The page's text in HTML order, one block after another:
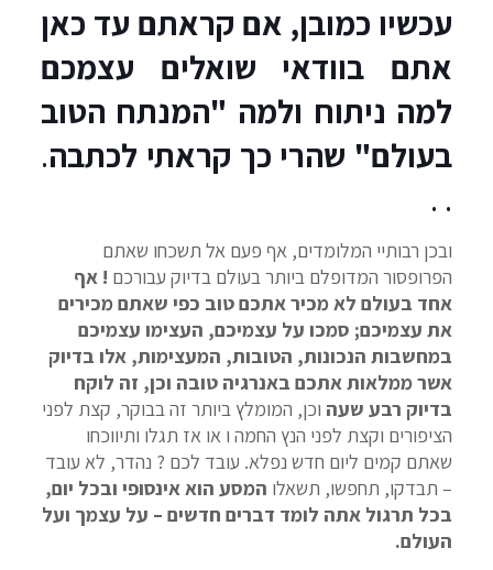
עכשיו כמובן, אם קראתם עד כאן
אתם בוודאי שואלים עצמכם
למה ניתוח ולמה "המנתח הטוב
בעולם" שהרי כך קראתי לכתבה.
. .
ובכן רבותיי המלומדים, אף פעם אל תשכחו שאתם
הפרופסור המדופלם ביותר בעולם בדיוק עבורכם ! אף
אחד בעולם לא מכיר אתכם טוב כפי שאתם מכירים
את עצמיכם; סמכו על עצמיכם, העצימו עצמיכם
במחשבות הנכונות, הטובות, המעצימות, אלו בדיוק
אשר ממלאות אתכם באנרגיה טובה וכן, זה לוקח
בדיוק רבע שעה וכן, המומלץ ביותר זה בבוקר, קצת לפני
הציפורים וקצת לפני הנץ החמה ו או אז תגלו ותיווכחו
שאתם קמים ליום חדש נפלא. עובד לכם ? נהדר, לא עובד
– תבדקו, תחפשו, תשאלו המסע הוא אינסופי ובכל יום,
בכל תרגול אתה לומד דברים חדשים – על עצמך ועל
העולם.